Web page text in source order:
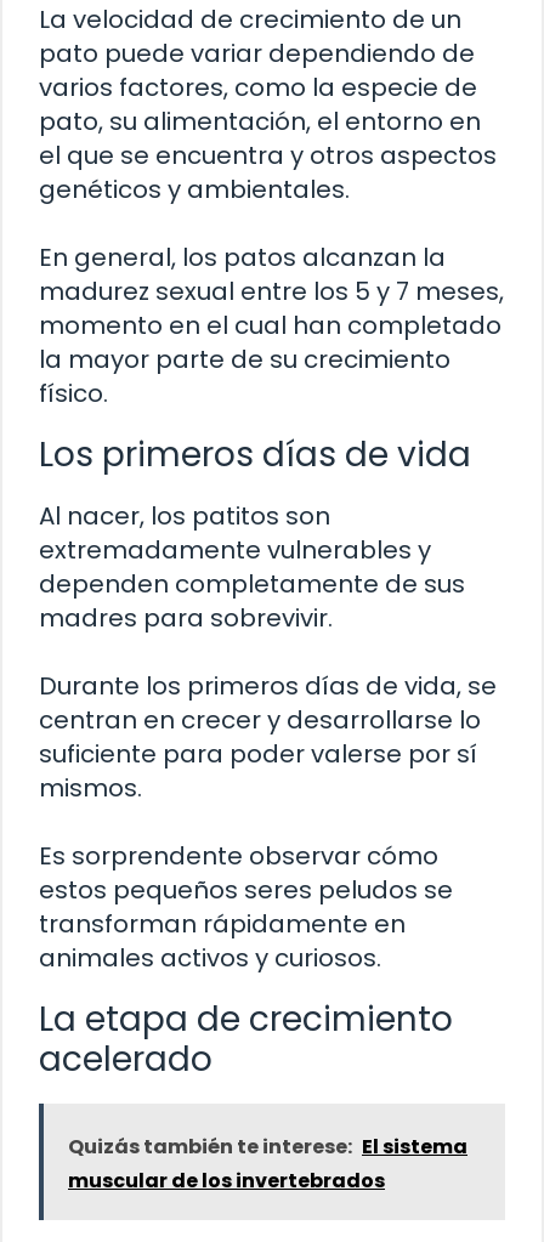
La velocidad de crecimiento de un
pato puede variar dependiendo de
varios factores, como la especie de
pato, su alimentación, el entorno en
el que se encuentra y otros aspectos
genéticos y ambientales.
En general, los patos alcanzan la
madurez sexual entre los 5 y 7 meses,
momento en el cual han completado
la mayor parte de su crecimiento
físico.
Los primeros días de vida
Al nacer, los patitos son
extremadamente vulnerables y
dependen completamente de sus
madres para sobrevivir.
Durante los primeros días de vida, se
centran en crecer y desarrollarse lo
suficiente para poder valerse por sí
mismos.
Es sorprendente observar cómo
estos pequeños seres peludos se
transforman rápidamente en
animales activos y curiosos.
La etapa de crecimiento
acelerado
Quizás también te interese: El sistema
muscular de los invertebrados